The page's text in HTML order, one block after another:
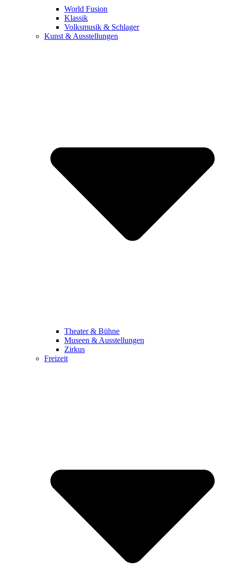
World Fusion
Klassik
Volksmusik & Schlager
Kunst & Ausstellungen
Theater & Bühne
Museen & Ausstellungen
Zirkus
Freizeit